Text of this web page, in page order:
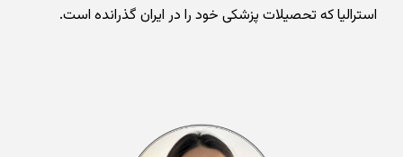
استرالیا که تحصیلات پزشکی خود را در ایران گذرانده است.